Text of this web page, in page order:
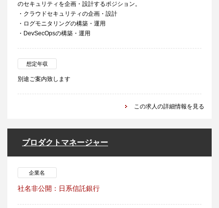
のセキュリティを企画・設計するポジション。
・クラウドセキュリティの企画・設計
・ログモニタリングの構築・運用
・DevSecOpsの構築・運用
想定年収
別途ご案内致します
この求人の詳細情報を見る
プロダクトマネージャー
企業名
社名非公開：日系信託銀行